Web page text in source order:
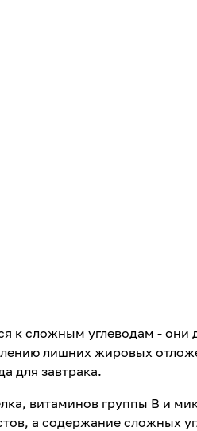
к сложным углеводам - они
лишних жировых
для завтрака.
витаминов группы В и
а содержание сложных